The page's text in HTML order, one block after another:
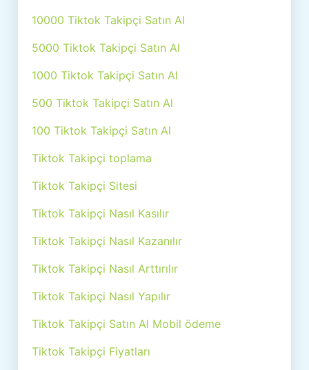
10000 Tiktok Takipçi Satın Al
5000 Tiktok Takipçi Satın Al
1000 Tiktok Takipçi Satın Al
500 Tiktok Takipçi Satın Al
100 Tiktok Takipçi Satın Al
Tiktok Takipçi toplama
Tiktok Takipçi Sitesi
Tiktok Takipçi Nasıl Kasılır
Tiktok Takipçi Nasıl Kazanılır
Tiktok Takipçi Nasıl Arttırılır
Tiktok Takipçi Nasıl Yapılır
Tiktok Takipçi Satın Al Mobil ödeme
Tiktok Takipçi Fiyatları